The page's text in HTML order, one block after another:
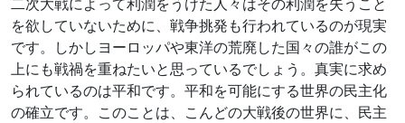
を欲していないために、戦争挑発も行われているのが現実
です。しかしヨーロッパや東洋の荒廃した国々の誰がこの
上にも戦禍を重ねたいと思っているでしょう。真実に求め
られているのは平和です。平和を可能にする世界の民主化
の確立です。このことは、こんどの大戦後の世界に、民主